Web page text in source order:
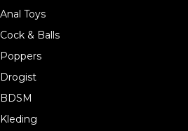
Anal Toys
Cock & Balls
Poppers
Drogist
BDSM
Kleding